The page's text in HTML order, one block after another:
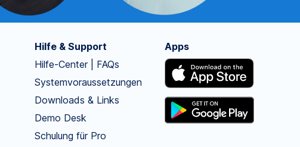
Hilfe & Support
Hilfe-Center | FAQs
Systemvoraussetzungen
Downloads & Links
Demo Desk
Schulung für Pro
Apps